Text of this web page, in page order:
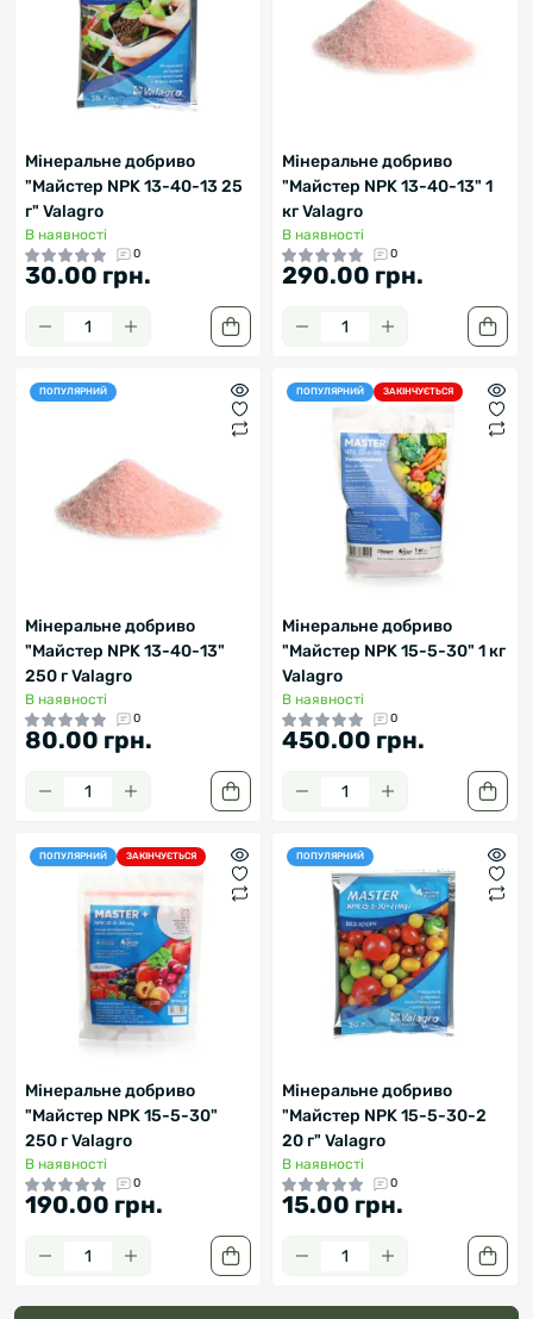
Мінеральне добриво
"Майстер NPK 13-40-13 25
г" Valagro
В наявності
0
30.00 грн.
Мінеральне добриво
"Майстер NPK 13-40-13" 1
кг Valagro
В наявності
0
290.00 грн.
ПОПУЛЯРНИЙ
Мінеральне добриво
"Майстер NPK 13-40-13"
250 г Valagro
В наявності
0
80.00 грн.
ПОПУЛЯРНИЙ ЗАКІНЧУЄТЬСЯ
Мінеральне добриво
"Майстер NPK 15-5-30" 1 кг
Valagro
В наявності
0
450.00 грн.
ПОПУЛЯРНИЙ ЗАКІНЧУЄТЬСЯ
Мінеральне добриво
"Майстер NPK 15-5-30"
250 г Valagro
В наявності
0
190.00 грн.
ПОПУЛЯРНИЙ
Мінеральне добриво
"Майстер NPK 15-5-30-2
20 г" Valagro
В наявності
0
15.00 грн.